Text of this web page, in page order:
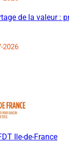
de la valeur :
2026
Ile-de-France